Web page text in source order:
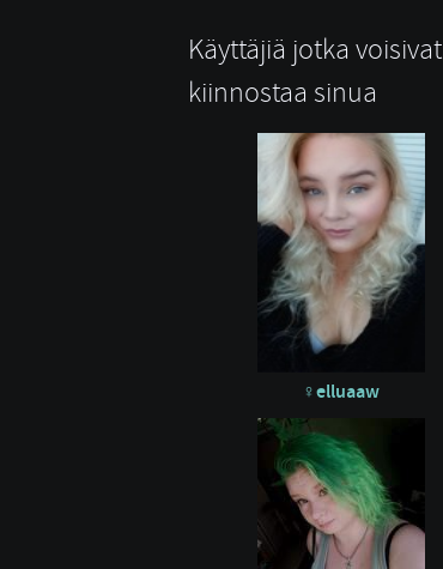
Käyttäjiä jotka voisivat
kiinnostaa sinua
elluaaw